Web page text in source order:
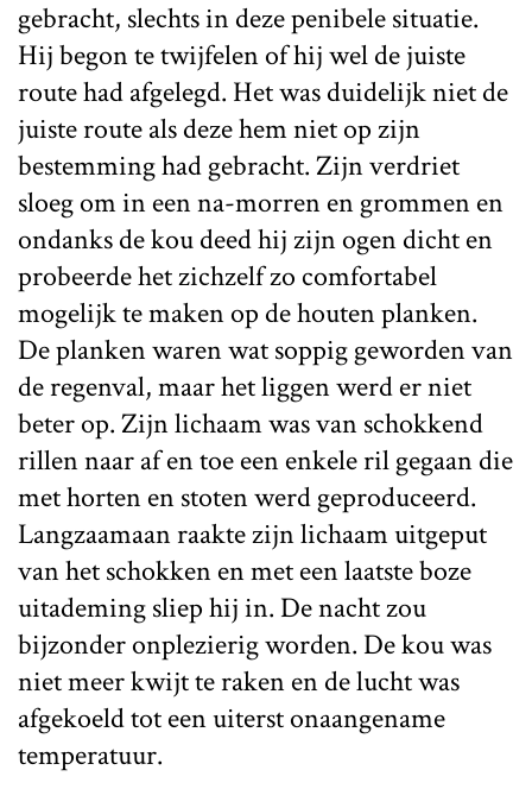
gebracht, slechts in deze penibele situatie.
Hij begon te twijfelen of hij wel de juiste
route had afgelegd. Het was duidelijk niet de
juiste route als deze hem niet op zijn
bestemming had gebracht. Zijn verdriet
sloeg om in een na-morren en grommen en
ondanks de kou deed hij zijn ogen dicht en
probeerde het zichzelf zo comfortabel
mogelijk te maken op de houten planken.
De planken waren wat soppig geworden van
de regenval, maar het liggen werd er niet
beter op. Zijn lichaam was van schokkend
rillen naar af en toe een enkele ril gegaan die
met horten en stoten werd geproduceerd.
Langzaamaan raakte zijn lichaam uitgeput
van het schokken en met een laatste boze
uitademing sliep hij in. De nacht zou
bijzonder onplezierig worden. De kou was
niet meer kwijt te raken en de lucht was
afgekoeld tot een uiterst onaangename
temperatuur.